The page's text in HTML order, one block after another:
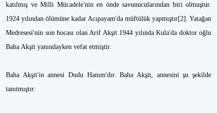
katılmış ve Milli Mücadele'nin en önde savunucularından biri olmuştur.
1924 yılından ölümüne kadar Acıpayam'da müftülük yapmıştır[2]. Yatağan
Medresesi'nin son hocası olan Arif Akşit 1944 yılında Kula'da doktor oğlu
Baha Akşit yanındayken vefat etmiştir.
Baha Akşit'in annesi Dudu Hanım'dır. Baha Akşit, annesini şu şekilde
tanıtmıştır: